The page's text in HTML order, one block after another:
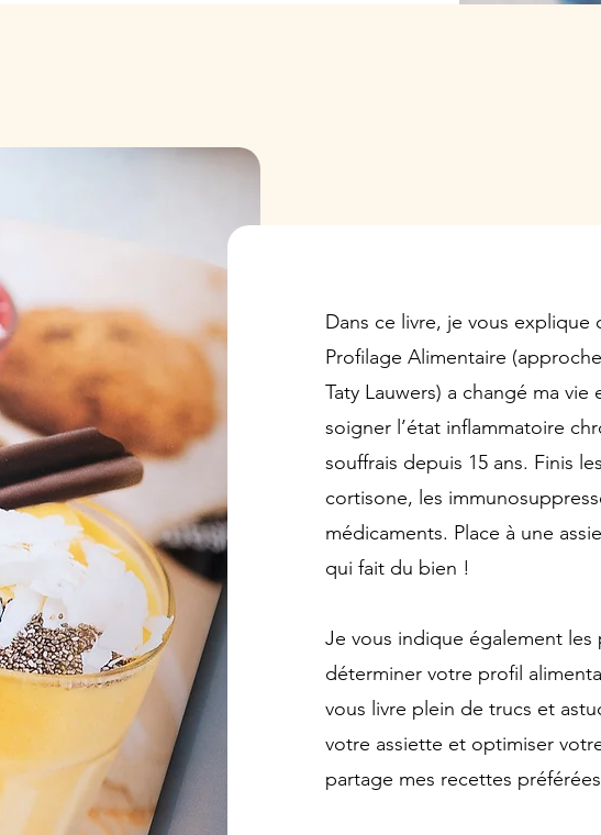
Dans ce livre, je vous explique
Profilage Alimentaire
Taty Lauwers) a changé ma vie
soigner l’état inflammatoire
souffrais depuis 15 ans. Finis
cortisone, les
médicaments. Place à une
qui fait du bien !
Je vous indique également les
déterminer votre profil
vous livre plein de trucs et
votre assiette et optimiser
partage mes recettes